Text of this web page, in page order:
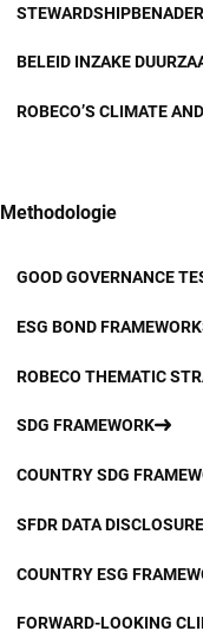
BELEID INZAKE
ROBECO’S CLIMATE
Methodologie
GOOD GOVERNANCE
ESG BOND
ROBECO THEMATIC
SDG FRAMEWORK
COUNTRY SDG
SFDR DATA
COUNTRY ESG
FORWARD-LOOKING